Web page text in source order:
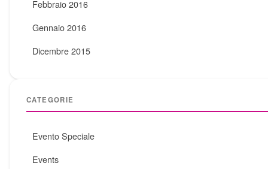
Febbraio 2016
Gennaio 2016
Dicembre 2015
CATEGORIE
Evento Speciale
Events